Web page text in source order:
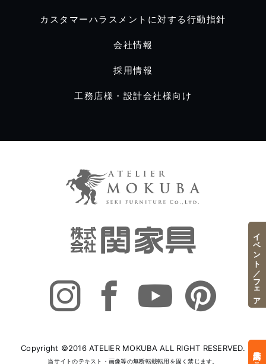
カスタマーハラスメントに対する行動指針
会社情報
採用情報
工務店様・設計会社様向け
Copyright ©2016 ATELIER MOKUBA ALL RIGHT RESERVED.
当サイトのテキスト・画像等の無断転載転用を固く禁じます。
イベント／フェア